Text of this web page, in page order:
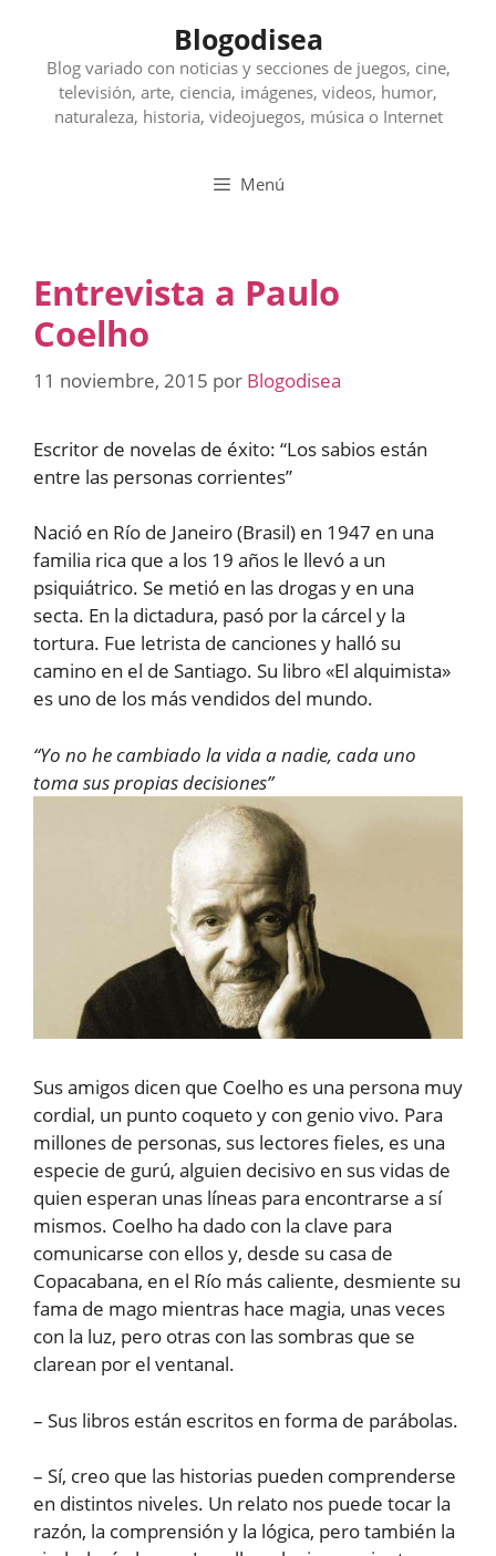
contenido
Blogodisea
Blog variado con noticias y secciones de juegos, cine,
televisión, arte, ciencia, imágenes, videos, humor,
naturaleza, historia, videojuegos, música o Internet
Menú
Entrevista a Paulo
Coelho
11 noviembre, 2015 por Blogodisea
Escritor de novelas de éxito: “Los sabios están
entre las personas corrientes”
Nació en Río de Janeiro (Brasil) en 1947 en una
familia rica que a los 19 años le llevó a un
psiquiátrico. Se metió en las drogas y en una
secta. En la dictadura, pasó por la cárcel y la
tortura. Fue letrista de canciones y halló su
camino en el de Santiago. Su libro «El alquimista»
es uno de los más vendidos del mundo.
“Yo no he cambiado la vida a nadie, cada uno
toma sus propias decisiones”
Sus amigos dicen que Coelho es una persona muy
cordial, un punto coqueto y con genio vivo. Para
millones de personas, sus lectores fieles, es una
especie de gurú, alguien decisivo en sus vidas de
quien esperan unas líneas para encontrarse a sí
mismos. Coelho ha dado con la clave para
comunicarse con ellos y, desde su casa de
Copacabana, en el Río más caliente, desmiente su
fama de mago mientras hace magia, unas veces
con la luz, pero otras con las sombras que se
clarean por el ventanal.
– Sus libros están escritos en forma de parábolas.
– Sí, creo que las historias pueden comprenderse
en distintos niveles. Un relato nos puede tocar la
razón, la comprensión y la lógica, pero también la